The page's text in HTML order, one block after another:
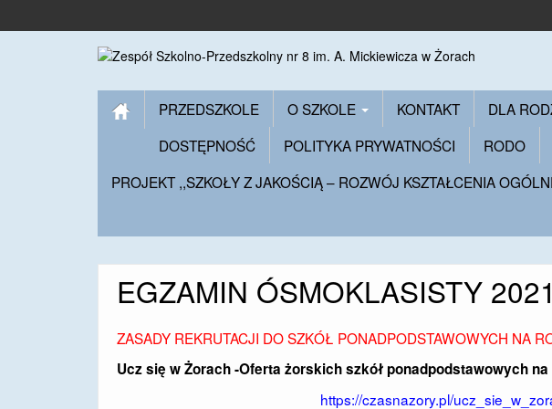
PRZEDSZKOLE O SZKOLE KONTAKT DLA
DOSTĘPNOŚĆ
POLITYKA PRYWATNOŚCI RODO
PROJEKT ,,SZKOŁY Z JAKOŚCIĄ – ROZWÓJ KSZTAŁCENIA
EGZAMIN ÓSMOKLASISTY 2021
ZASADY REKRUTACJI DO SZKÓŁ PONADPODSTAWOWYCH NA
Ucz się w Żorach -Oferta żorskich szkół ponadpodstawowych
https://czasnazory.pl/